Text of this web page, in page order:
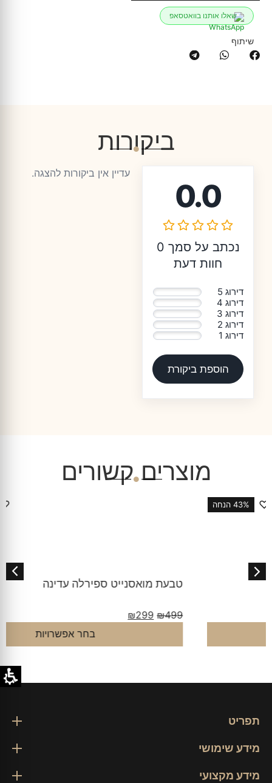
שאלו אותנו בוואטסאפ
שיתוף
ביקורות
0.0
נכתב על סמך 0
חוות דעת
דירוג 5
דירוג 4
דירוג 3
דירוג 2
דירוג 1
הוספת ביקורת
עדיין אין ביקורות להצגה.
מוצרים קשורים
טבעת מואסנייט ספירלה עדינה
תפריט
מידע שימושי
מידע מקצועי